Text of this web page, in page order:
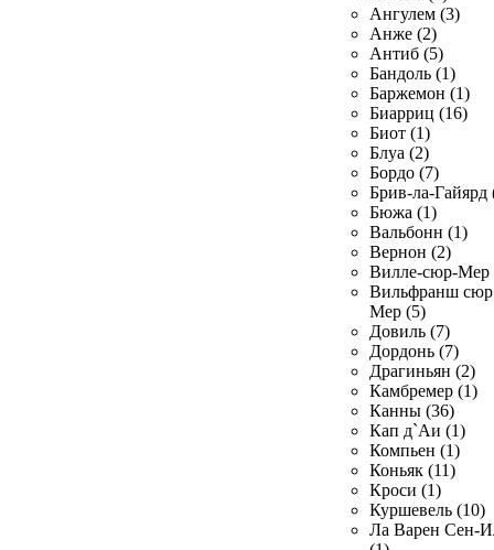
Ангулем (3)
Анже (2)
Антиб (5)
Бандоль (1)
Баржемон (1)
Биарриц (16)
Биот (1)
Блуа (2)
Бордо (7)
Брив-ла-Гайярд
Бюжа (1)
Вальбонн (1)
Вернон (2)
Вилле-сюр-Мер
Вильфранш сюр
Мер (5)
Довиль (7)
Дордонь (7)
Драгиньян (2)
Камбремер (1)
Канны (36)
Кап д`Аи (1)
Компьен (1)
Коньяк (11)
Кроси (1)
Куршевель (10)
Ла Варен Сен-